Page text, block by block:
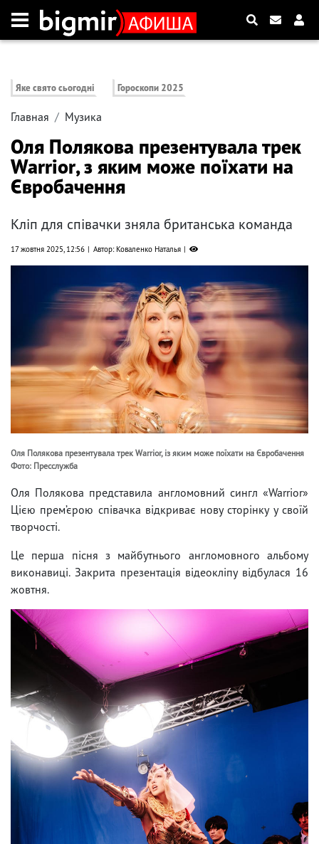
Яке свято сьогодні Гороскопи 2025
Главная Музика
Оля Полякова презентувала трек
Warrior, з яким може поїхати на
Євробачення
Кліп для співачки зняла британська команда
17 жовтня 2025, 12:56 Автор: Коваленко Наталья
Оля Полякова презентувала трек Warrior, із яким може поїхати на Євробачення
Фото: Пресслужба
Оля Полякова представила англомовний сингл «Warrior»
Цією прем’єрою співачка відкриває нову сторінку у своїй
творчості.
Це перша пісня з майбутнього англомовного альбому
виконавиці. Закрита презентація відеокліпу відбулася 16
жовтня.